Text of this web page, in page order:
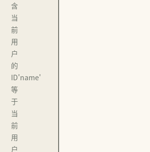
含
当
前
用
户
的
ID'name'
等
于
当
前
用
户